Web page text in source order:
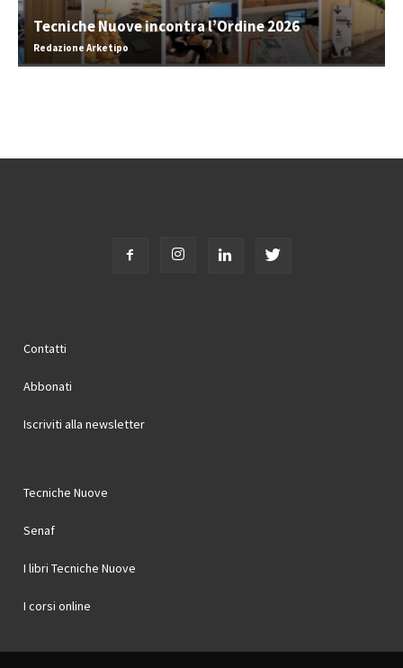
Tecniche Nuove incontra l’Ordine 2026
Redazione Arketipo
Contatti
Abbonati
Iscriviti alla newsletter
Tecniche Nuove
Senaf
I libri Tecniche Nuove
I corsi online